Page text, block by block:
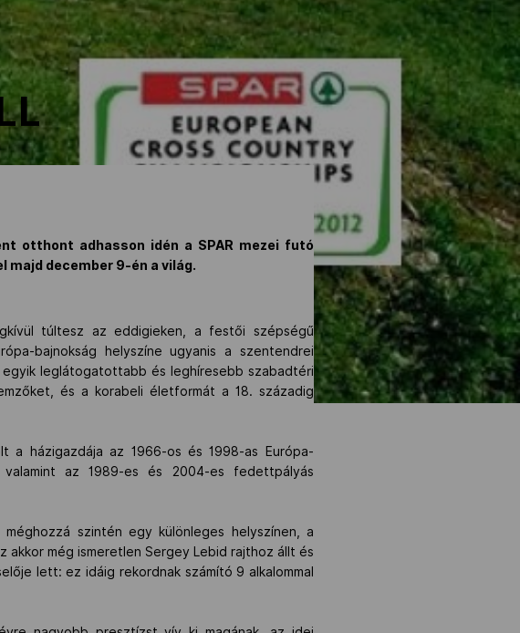
otthont adhasson idén a SPAR mezei futó
majd december 9-én a világ.
túltesz az eddigieken, a festői szépségű
bajnokság helyszíne ugyanis a szentendrei
egyik leglátogatottabb és leghíresebb szabadtéri
és a korabeli életformát a 18. századig
a házigazdája az 1966-os és 1998-as Európa-
valamint az 1989-es és 2004-es fedettpályás
szintén egy különleges helyszínen, a
akkor még ismeretlen Sergey Lebid rajthoz állt és
lett: ez idáig rekordnak számító 9 alkalommal